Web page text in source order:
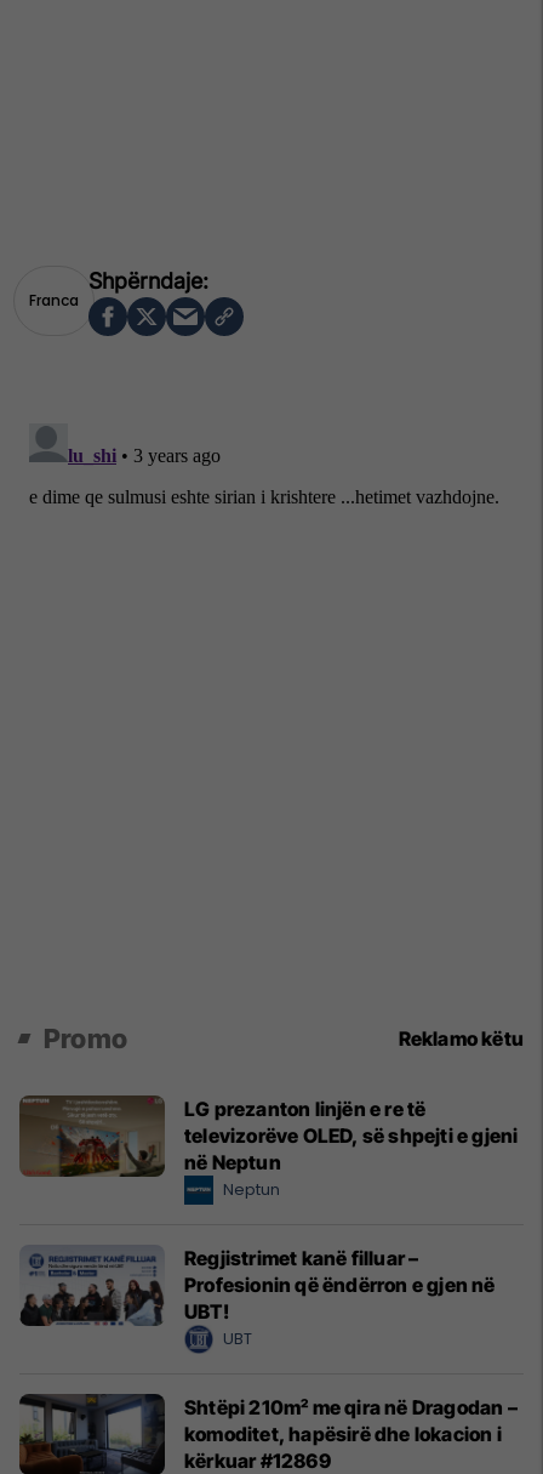
Franca
Promo Reklamo këtu
LG prezanton linjën e re të
televizorëve OLED, së shpejti e gjeni
në Neptun
Neptun
Regjistrimet kanë filluar –
Profesionin që ëndërron e gjen në
UBT!
UBT
Shtëpi 210m² me qira në Dragodan –
komoditet, hapësirë dhe lokacion i
kërkuar #12869